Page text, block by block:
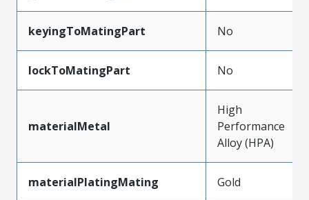
keyingToMatingPart No
lockToMatingPart No
materialMetal
High
Performance
Alloy (HPA)
materialPlatingMating Gold